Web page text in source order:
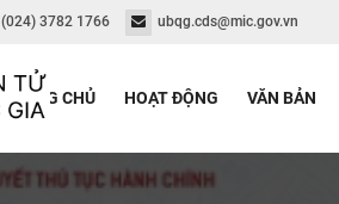
(024) 3782 1766 ubqg.cds@mic.gov.vn
TRANG CHỦ HOẠT ĐỘNG VĂN BẢN